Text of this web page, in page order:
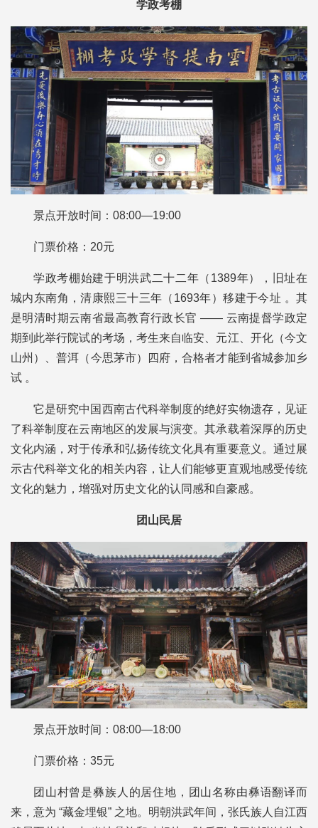
学政考棚
景点开放时间：08:00—19:00
门票价格：20元
学政考棚始建于明洪武二十二年（1389年），旧址在
城内东南角，清康熙三十三年（1693年）移建于今址 。其
是明清时期云南省最高教育行政长官 —— 云南提督学政定
期到此举行院试的考场，考生来自临安、元江、开化（今文
山州）、普洱（今思茅市）四府，合格者才能到省城参加乡
试 。
它是研究中国西南古代科举制度的绝好实物遗存，见证
了科举制度在云南地区的发展与演变。其承载着深厚的历史
文化内涵，对于传承和弘扬传统文化具有重要意义。通过展
示古代科举文化的相关内容，让人们能够更直观地感受传统
文化的魅力，增强对历史文化的认同感和自豪感。
团山民居
景点开放时间：08:00—18:00
门票价格：35元
团山村曾是彝族人的居住地，团山名称由彝语翻译而
来，意为 “藏金埋银” 之地。明朝洪武年间，张氏族人自江西